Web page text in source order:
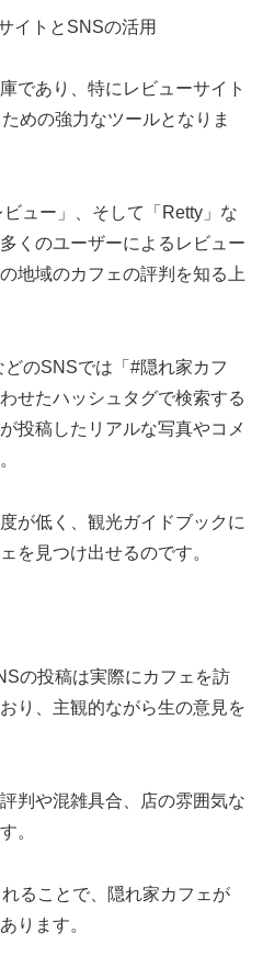
イトとSNSの活用
であり、特にレビューサイト
めの強力なツールとなりま
ビュー」、そして「Retty」な
くのユーザーによるレビュー
地域のカフェの評判を知る上
のSNSでは「#隠れ家カフ
せたハッシュタグで検索する
投稿したリアルな写真やコメ
が低く、観光ガイドブックに
を見つけ出せるのです。
の投稿は実際にカフェを訪
り、主観的ながら生の意見を
判や混雑具合、店の雰囲気な
。
ることで、隠れ家カフェが
ります。